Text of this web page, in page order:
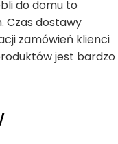
do domu to
Czas dostawy
zamówień klienci
jest bardzo